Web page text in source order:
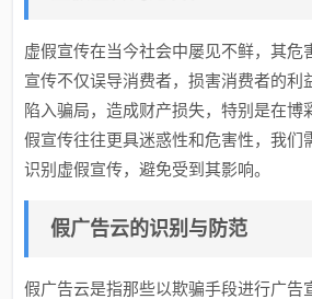
虚假宣传在当今社会中屡见不鲜，其危
宣传不仅误导消费者，损害消费者的利
陷入骗局，造成财产损失，特别是在博
假宣传往往更具迷惑性和危害性，我们
识别虚假宣传，避免受到其影响。
假广告云的识别与防范
假广告云是指那些以欺骗手段进行广告